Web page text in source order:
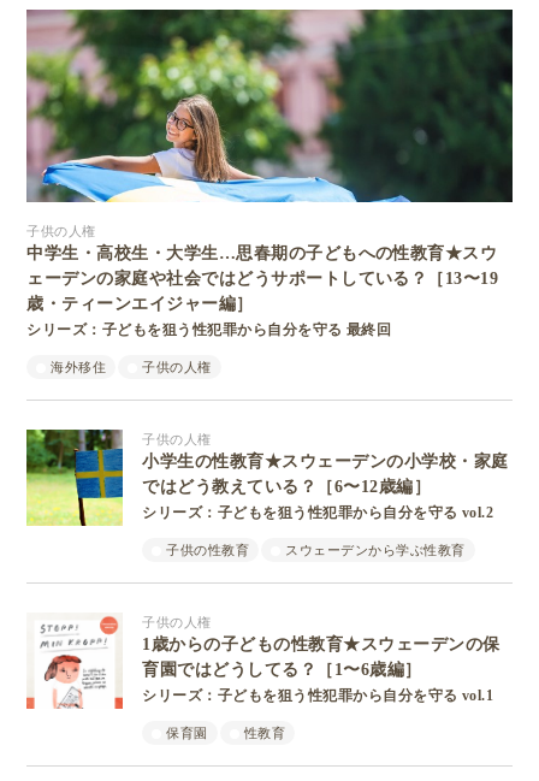
子供の人権
中学生・高校生・大学生…思春期の子どもへの性教育★スウ
ェーデンの家庭や社会ではどうサポートしている？［13〜19
歳・ティーンエイジャー編］
シリーズ：子どもを狙う性犯罪から自分を守る 最終回
海外移住 子供の人権
子供の人権
小学生の性教育★スウェーデンの小学校・家庭
ではどう教えている？［6〜12歳編］
シリーズ：子どもを狙う性犯罪から自分を守る vol.2
子供の性教育 スウェーデンから学ぶ性教育
子供の人権
1歳からの子どもの性教育★スウェーデンの保
育園ではどうしてる？［1〜6歳編］
シリーズ：子どもを狙う性犯罪から自分を守る vol.1
保育園 性教育